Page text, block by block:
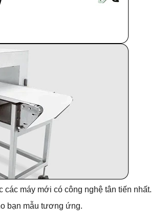
các máy mới có công nghệ tân tiến nhất.
bạn mẫu tương ứng.